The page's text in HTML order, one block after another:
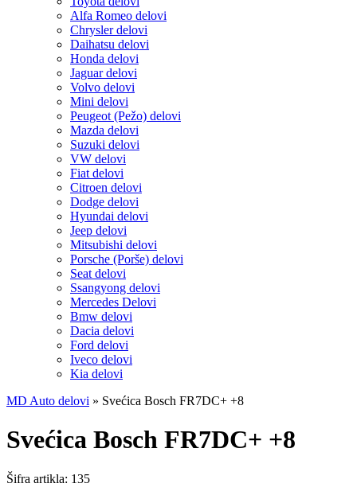
Alfa Romeo delovi
Chrysler delovi
Daihatsu delovi
Honda delovi
Jaguar delovi
Volvo delovi
Mini delovi
Peugeot (Pežo) delovi
Mazda delovi
Suzuki delovi
VW delovi
Fiat delovi
Citroen delovi
Dodge delovi
Hyundai delovi
Jeep delovi
Mitsubishi delovi
Porsche (Porše) delovi
Seat delovi
Ssangyong delovi
Mercedes Delovi
Bmw delovi
Dacia delovi
Ford delovi
Iveco delovi
Kia delovi
MD Auto delovi » Svećica Bosch FR7DC+ +8
Svećica Bosch FR7DC+ +8
Šifra artikla: 135